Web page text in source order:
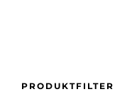
PRODUKTFILTER